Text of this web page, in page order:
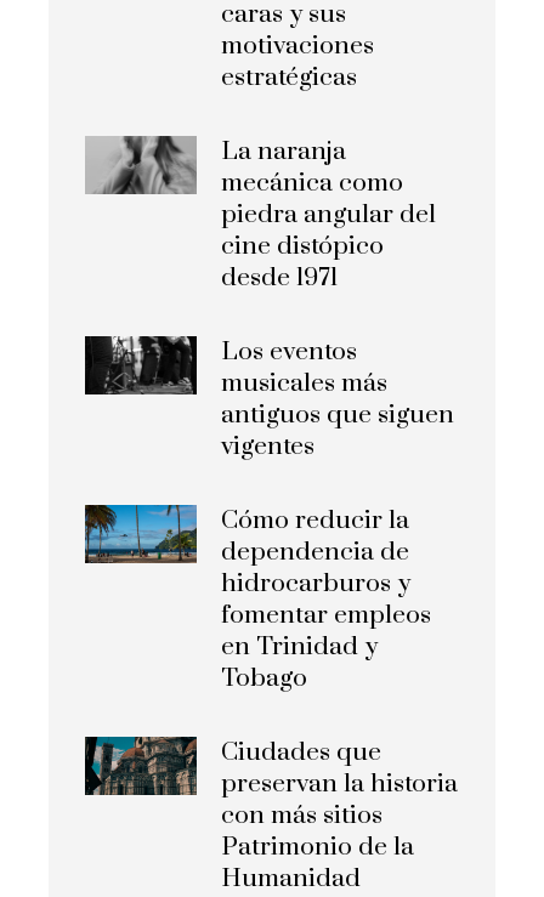
caras y sus
motivaciones
estratégicas
La naranja
mecánica como
piedra angular del
cine distópico
desde 1971
Los eventos
musicales más
antiguos que siguen
vigentes
Cómo reducir la
dependencia de
hidrocarburos y
fomentar empleos
en Trinidad y
Tobago
Ciudades que
preservan la historia
con más sitios
Patrimonio de la
Humanidad